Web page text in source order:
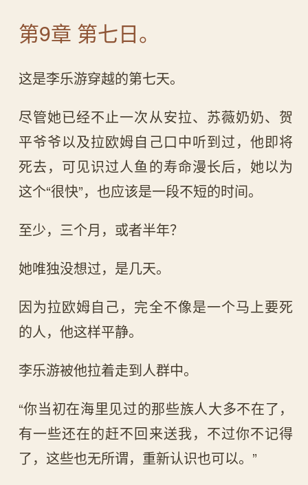
第9章 第七日。
这是李乐游穿越的第七天。
尽管她已经不止一次从安拉、苏薇奶奶、贺
平爷爷以及拉欧姆自己口中听到过，他即将
死去，可见识过人鱼的寿命漫长后，她以为
这个“很快”，也应该是一段不短的时间。
至少，三个月，或者半年？
她唯独没想过，是几天。
因为拉欧姆自己，完全不像是一个马上要死
的人，他这样平静。
李乐游被他拉着走到人群中。
“你当初在海里见过的那些族人大多不在了，
有一些还在的赶不回来送我，不过你不记得
了，这些也无所谓，重新认识也可以。”